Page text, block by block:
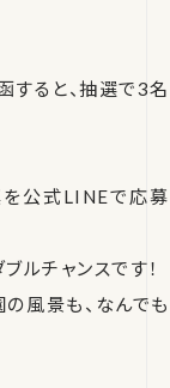
ると、抽選で3名
を公式LINEで応募
ルチャンスです！
風景も、なんでも